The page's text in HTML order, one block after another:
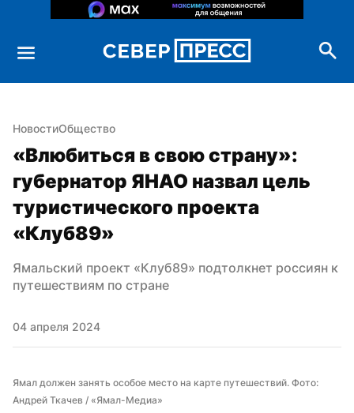
НовостиОбщество
«Влюбиться в свою страну»:
губернатор ЯНАО назвал цель
туристического проекта
«Клуб89»
Ямальский проект «Клуб89» подтолкнет россиян к
путешествиям по стране
04 апреля 2024
Ямал должен занять особое место на карте путешествий. Фото:
Андрей Ткачев / «Ямал-Медиа»